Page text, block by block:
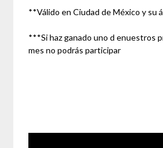
**Válido en Ciudad de México y su
***Si haz ganado uno d enuestros
mes no podrás participar